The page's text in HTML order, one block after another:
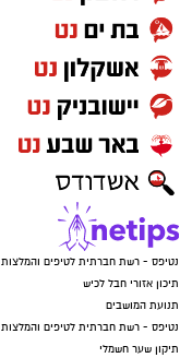
נטיפס - רשת חברתית לטיפים והמלצות
תיכון אזורי חבל לכיש
תנועת המושבים
נטיפס - רשת חברתית לטיפים והמלצות
תיקון שער חשמלי